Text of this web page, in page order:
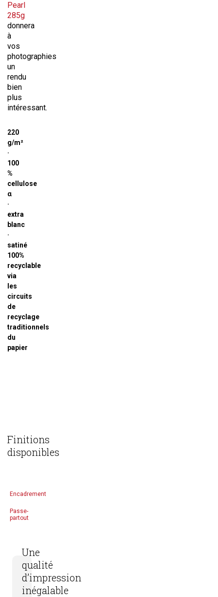
Pearl
285g
donnera
à
vos
photographies
un
rendu
bien
plus
intéressant.
220
g/m²
·
100
%
cellulose
α
·
extra
blanc
·
satiné
100%
recyclable
via
les
circuits
de
recyclage
traditionnels
du
papier
Finitions
disponibles
Encadrement
Passe-
partout
Une
qualité
d’impression
inégalable